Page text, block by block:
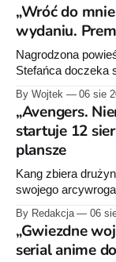
„Wróć do
wydaniu.
Nagrodzona
Stefańca doczeka
raz”, którego
By Wojtek 06 sie
„Avengers.
startuje 12
plansze
Kang zbiera
swojego
serii Avengers
sierpnia. Rzućcie
By Redakcja 06
„Gwiezdne
serial anime